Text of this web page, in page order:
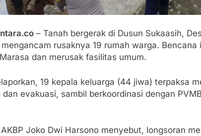
– Tanah bergerak di Dusun Sukaasih,
rusaknya 19 rumah warga.
dan merusak fasilitas umum.
19 kepala keluarga (44 jiwa) terpaksa
evakuasi, sambil berkoordinasi dengan
Joko Dwi Harsono menyebut, longsoran